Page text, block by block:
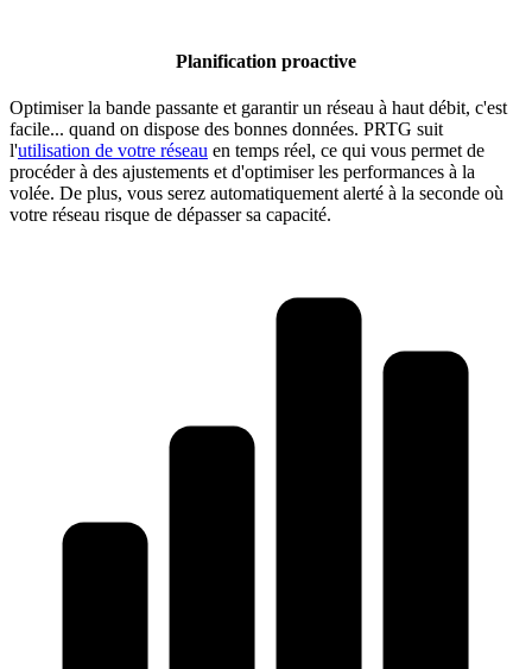
Planification proactive
Optimiser la bande passante et garantir un réseau à haut débit, c'est
facile... quand on dispose des bonnes données. PRTG suit
l'utilisation de votre réseau en temps réel, ce qui vous permet de
procéder à des ajustements et d'optimiser les performances à la
volée. De plus, vous serez automatiquement alerté à la seconde où
votre réseau risque de dépasser sa capacité.